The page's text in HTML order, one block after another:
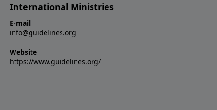
International Ministries
E-mail
info@guidelines.org
Website
https://www.guidelines.org/